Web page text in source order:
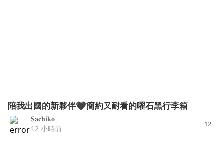
陪我出國的新夥伴🖤簡約又耐看的曜石黑行李箱
𝐒𝐚𝐜𝐡𝐢𝐤𝐨
12 小時前
12